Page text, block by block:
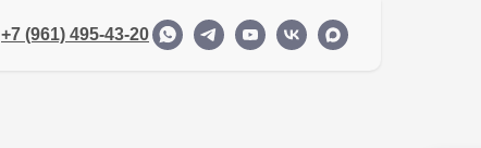
+7 (961) 495-43-20